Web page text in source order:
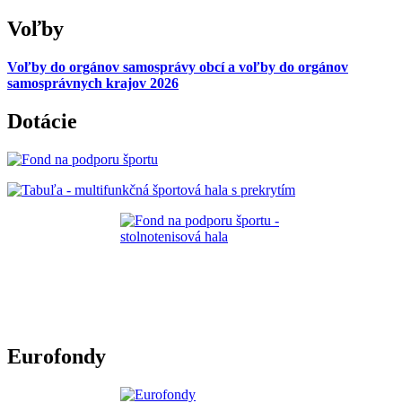
Voľby
Voľby do orgánov samosprávy obcí a voľby do orgánov
samosprávnych krajov 2026
Dotácie
Eurofondy